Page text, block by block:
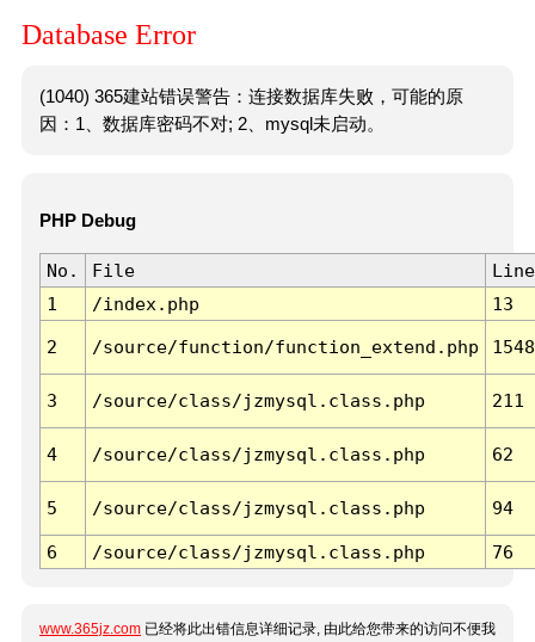
Database Error
(1040) 365建站错误警告：连接数据库失败，可能的原
因：1、数据库密码不对; 2、mysql未启动。
PHP Debug
No. File
Line
1
/index.php 13
2 /source/function/function_extend.php 1548
3 /source/class/jzmysql.class.php 211
4 /source/class/jzmysql.class.php 62
5 /source/class/jzmysql.class.php 94
6 /source/class/jzmysql.class.php 76
www.365jz.com 已经将此出错信息详细记录, 由此给您带来的访问不便我